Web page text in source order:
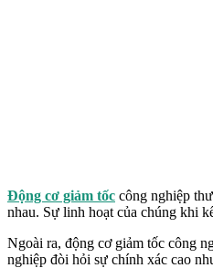
Động cơ giảm tốc công nghiệp
nhau. Sự linh hoạt của chúng khi
Ngoài ra, động cơ giảm tốc công
nghiệp đòi hỏi sự chính xác cao